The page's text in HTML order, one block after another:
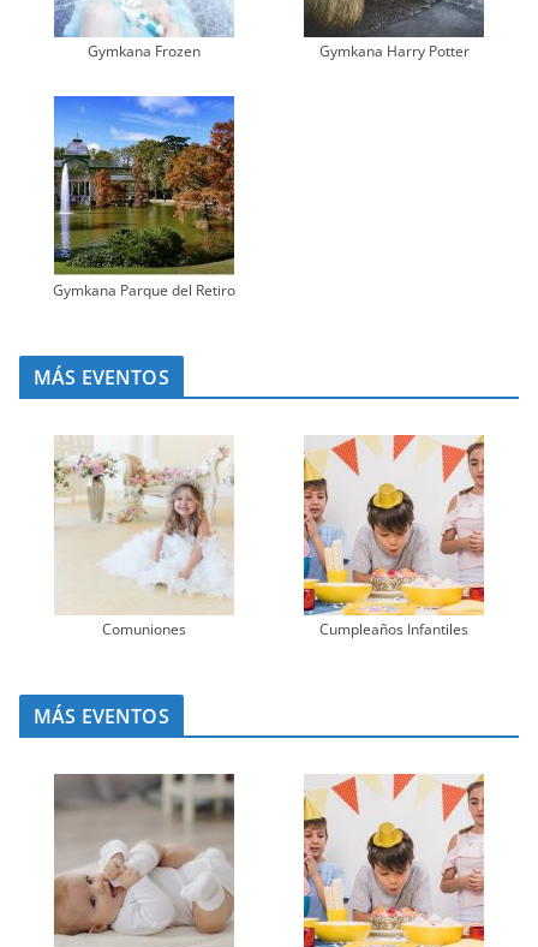
Gymkana Frozen Gymkana Harry Potter
Gymkana Parque del Retiro
MÁS EVENTOS
Comuniones Cumpleaños Infantiles
MÁS EVENTOS